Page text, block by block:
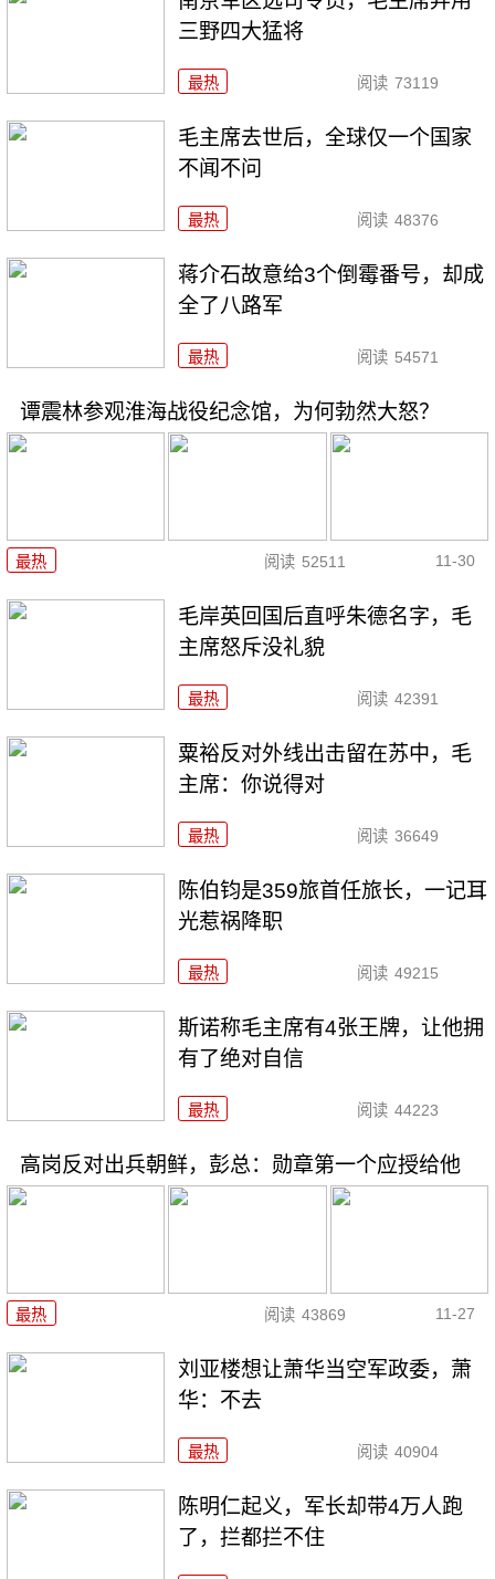
三野四大猛将
最热 阅读 73119
毛主席去世后，全球仅一个国家
不闻不问
最热 阅读 48376
蒋介石故意给3个倒霉番号，却成
全了八路军
最热 阅读 54571
谭震林参观淮海战役纪念馆，为何勃然大怒？
最热 阅读 52511 11-30
毛岸英回国后直呼朱德名字，毛
主席怒斥没礼貌
最热 阅读 42391
粟裕反对外线出击留在苏中，毛
主席：你说得对
最热 阅读 36649
陈伯钧是359旅首任旅长，一记耳
光惹祸降职
最热 阅读 49215
斯诺称毛主席有4张王牌，让他拥
有了绝对自信
最热 阅读 44223
高岗反对出兵朝鲜，彭总：勋章第一个应授给他
最热 阅读 43869 11-27
刘亚楼想让萧华当空军政委，萧
华：不去
最热 阅读 40904
陈明仁起义，军长却带4万人跑
了，拦都拦不住